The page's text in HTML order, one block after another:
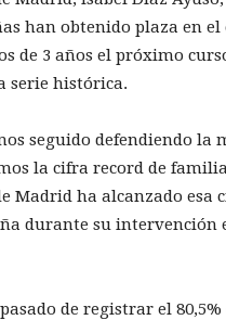
han obtenido plaza en
de 3 años el próximo
serie histórica.
seguido defendiendo
la cifra record de
Madrid ha alcanzado esa
durante su intervención
de registrar el